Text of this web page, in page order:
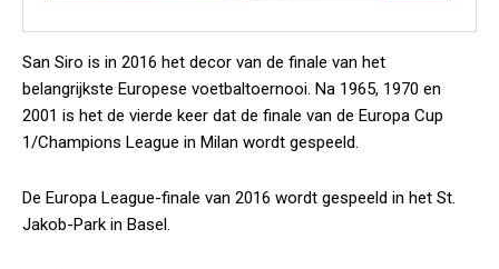
San Siro is in 2016 het decor van de finale van het
belangrijkste Europese voetbaltoernooi. Na 1965, 1970 en
2001 is het de vierde keer dat de finale van de Europa Cup
1/Champions League in Milan wordt gespeeld.
De Europa League-finale van 2016 wordt gespeeld in het St.
Jakob-Park in Basel.